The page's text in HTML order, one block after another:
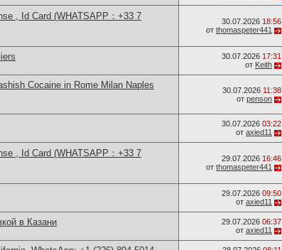
, Id Card (WHATSAPP：+33 7
30.07.2026 18:56
от thomaspeter441
30.07.2026 17:31
от Keith
Cocaine in Rome Milan Naples
30.07.2026 11:38
от penson
30.07.2026 03:22
от axied11
, Id Card (WHATSAPP：+33 7
29.07.2026 16:46
от thomaspeter441
29.07.2026 09:50
от axied11
в Казани 29.07.2026 06:37
от axied11